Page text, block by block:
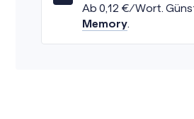
Ab 0,12 €/Wort.
Memory.